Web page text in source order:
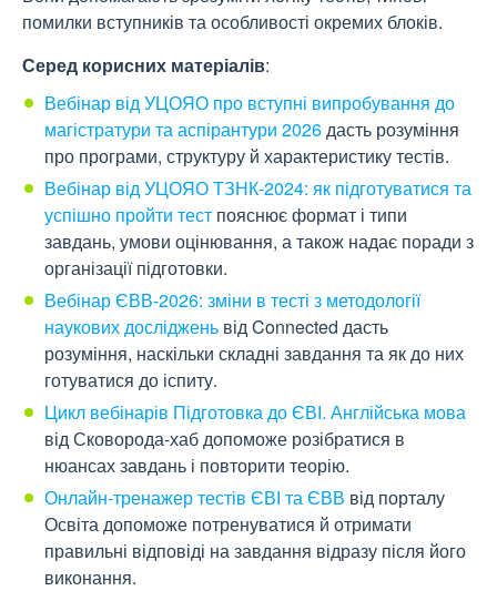
помилки вступників та особливості окремих блоків.
Серед корисних матеріалів:
Вебінар від УЦОЯО про вступні випробування до
магістратури та аспірантури 2026дасть розуміння
про програми, структуру й характеристику тестів.
Вебінар від УЦОЯО ТЗНК-2024: як підготуватися та
успішно пройти тест пояснює формат і типи
завдань, умови оцінювання, а також надає поради з
організації підготовки.
Вебінар ЄВВ-2026: зміни в тесті з методології
наукових досліджень від Connected дасть
розуміння, наскільки складні завдання та як до них
готуватися до іспиту.
Цикл вебінарів Підготовка до ЄВІ. Англійська мова
від Сковорода-хаб допоможе розібратися в
нюансах завдань і повторити теорію.
Онлайн-тренажер тестів ЄВІ та ЄВВ від порталу
Освіта допоможе потренуватися й отримати
правильні відповіді на завдання відразу після його
виконання.